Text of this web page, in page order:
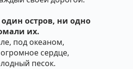
остров, ни одно
их.
под океаном,
сердце,
песок.